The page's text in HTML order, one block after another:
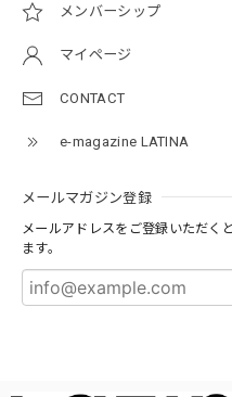
メンバーシップ
マイページ
CONTACT
e-magazine LATINA
メールマガジン登録
メールアドレスをご登録いただく
ます。